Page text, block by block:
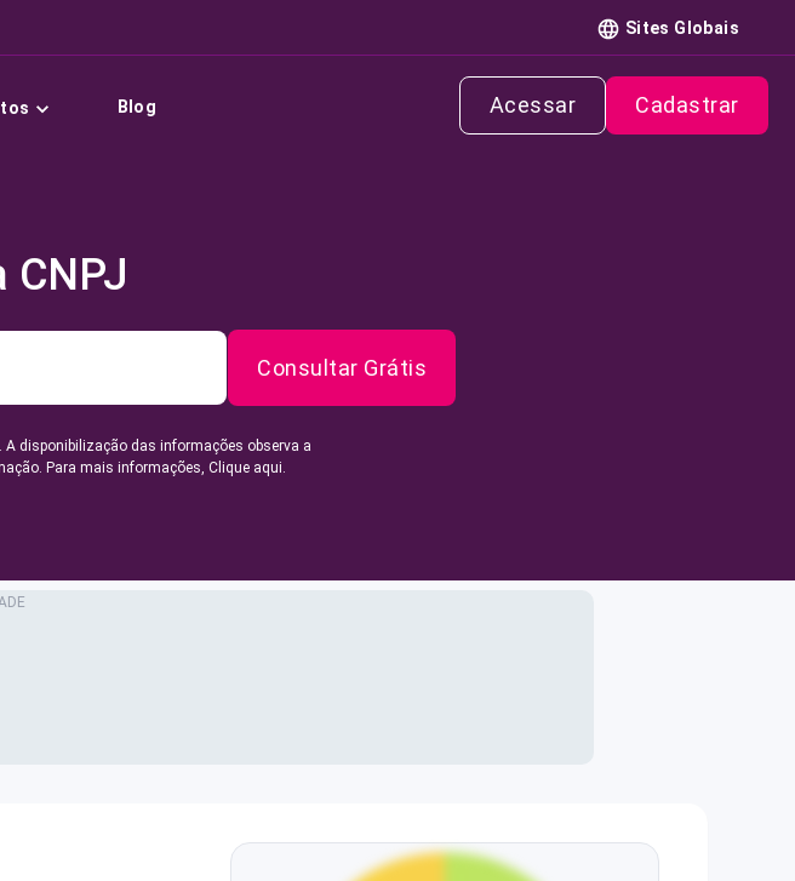
Sites Globais
Blog Acessar Cadastrar
CNPJ
Consultar Grátis
disponibilização das informações observa a
Para mais informações, Clique aqui.